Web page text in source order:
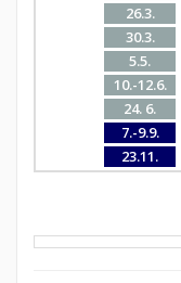
26.3.
30.3.
5.5.
10.-12.6.
24. 6.
7.-9.9.
23.11.